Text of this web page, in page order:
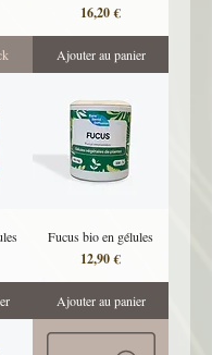
Prix
16,20 €
Ajouter au panier
Fucus bio en gélules
Prix
12,90 €
Ajouter au panier